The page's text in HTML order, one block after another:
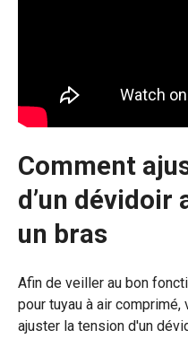
Comment
d’un dévidoir
un bras
Afin de veiller au bon
pour tuyau à air
ajuster la tension d'un